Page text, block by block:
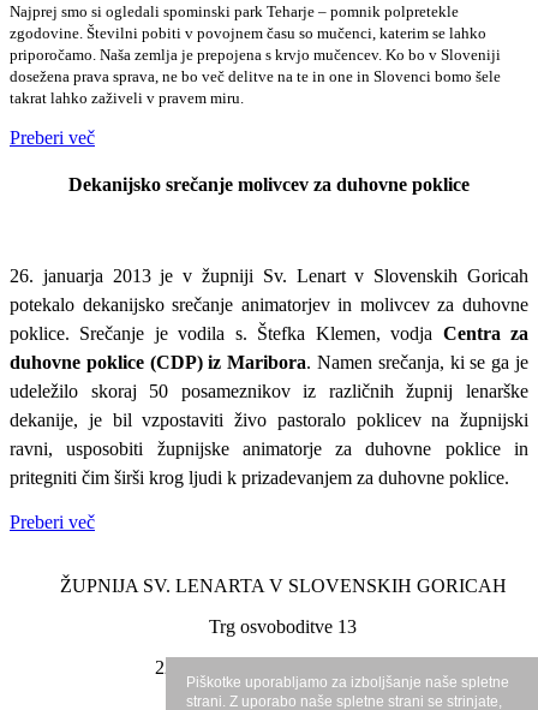
Najprej smo si ogledali spominski park Teharje – pomnik polpretekle
zgodovine. Številni pobiti v povojnem času so mučenci, katerim se lahko
priporočamo. Naša zemlja je prepojena s krvjo mučencev. Ko bo v Sloveniji
dosežena prava sprava, ne bo več delitve na te in one in Slovenci bomo šele
takrat lahko zaživeli v pravem miru.
Preberi več
Dekanijsko srečanje molivcev za duhovne poklice
26. januarja 2013 je v župniji Sv. Lenart v Slovenskih Goricah
potekalo dekanijsko srečanje animatorjev in molivcev za duhovne
poklice. Srečanje je vodila s. Štefka Klemen, vodja Centra za
duhovne poklice (CDP) iz Maribora. Namen srečanja, ki se ga je
udeležilo skoraj 50 posameznikov iz različnih župnij lenarške
dekanije, je bil vzpostaviti živo pastoralo poklicev na župnijski
ravni, usposobiti župnijske animatorje za duhovne poklice in
pritegniti čim širši krog ljudi k prizadevanjem za duhovne poklice.
Preberi več
ŽUPNIJA SV. LENARTA V SLOVENSKIH GORICAH
Trg osvoboditve 13
2230 Lenart v Slovenskih goricah
Piškotke uporabljamo za izboljšanje naše spletne
strani. Z uporabo naše spletne strani se strinjate,